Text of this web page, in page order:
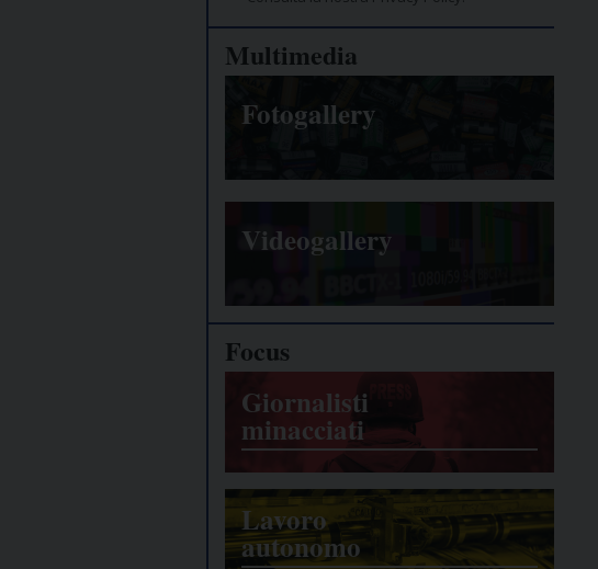
Multimedia
Fotogallery
Videogallery
Focus
Giornalisti
minacciati
Lavoro
autonomo